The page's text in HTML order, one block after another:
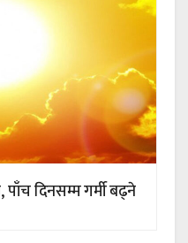
दिनसम्म गर्मी बढ्ने